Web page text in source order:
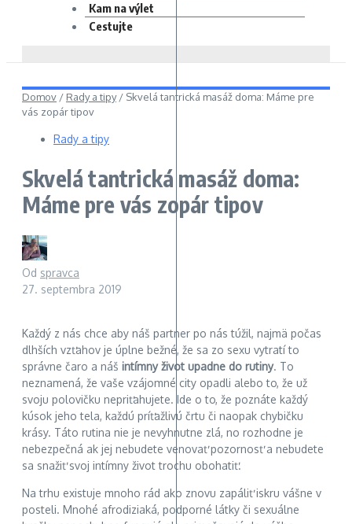
Kam na výlet
Cestujte
Domov / Rady a tipy/ Skvelá tantrická masáž doma: Máme pre
vás zopár tipov
Rady a tipy
Skvelá tantrická masáž doma:
Máme pre vás zopár tipov
Od spravca
27. septembra 2019
Každý z nás chce aby náš partner po nás túžil, najmä počas
dlhších vzťahov je úplne bežné, že sa zo sexu vytratí to
správne čaro a náš intímny život upadne do rutiny. To
neznamená, že vaše vzájomné city opadli alebo to, že už
svoju polovičku nepriťahujete. Ide o to, že poznáte každý
kúsok jeho tela, každú príťažlivú črtu či naopak chybičku
krásy. Táto rutina nie je nevyhnutne zlá, no rozhodne je
nebezpečná ak jej nebudete venovať pozornosť a nebudete
sa snažiť svoj intímny život trochu obohatiť.
Na trhu existuje mnoho rád ako znovu zapáliť iskru vášne v
posteli. Mnohé afrodiziaká, podporné látky či sexuálne